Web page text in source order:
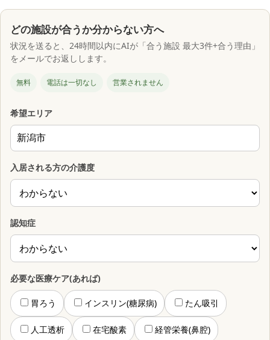
どの施設が合うか分からない方へ
状況を送ると、24時間以内にAIが「合う施設 最大3件+合う理由」
をメールでお返しします。
無料 電話は一切なし 営業されません
希望エリア
入居される方の介護度
認知症
必要な医療ケア(あれば)
胃ろう インスリン(糖尿病) たん吸引
人工透析 在宅酸素 経管栄養(鼻腔)